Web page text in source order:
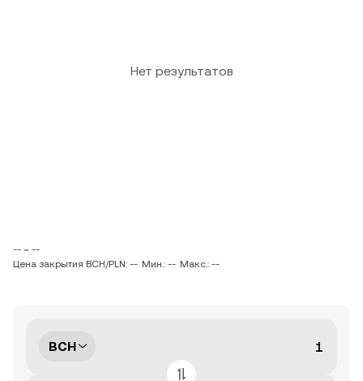
Нет результатов
-- ~ --
Цена закрытия BCH/PLN: -- Мин.: -- Макс.: --
BCH